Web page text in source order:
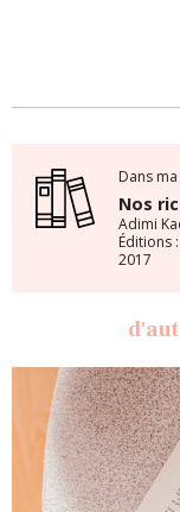
Dans
Nos
Adimi
Éditions
2017